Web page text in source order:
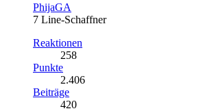
PhijaGA
7 Line-Schaffner
Reaktionen
258
Punkte
2.406
Beiträge
420